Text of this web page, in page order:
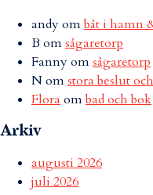
andyombåt i hamn
B omsågaretorp
Fannyomsågaretorp
Nomstora beslut
Flora ombad och bok
Arkiv
augusti 2026
juli 2026